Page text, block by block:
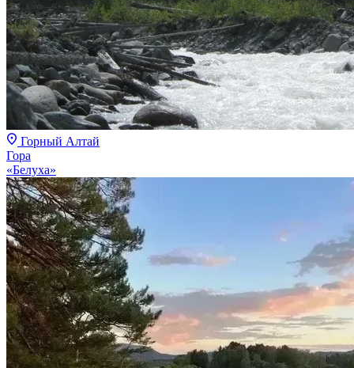
Горный Алтай
Гора
«Белуха»